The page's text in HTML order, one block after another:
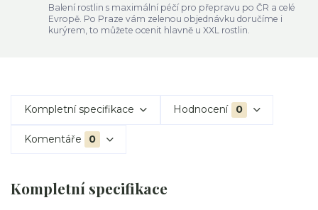
Balení rostlin s maximální péčí pro přepravu po ČR a celé
Evropě. Po Praze vám zelenou objednávku doručíme i
kurýrem, to můžete ocenit hlavně u XXL rostlin.
Kompletní specifikace Hodnocení 0
Komentáře 0
Kompletní specifikace